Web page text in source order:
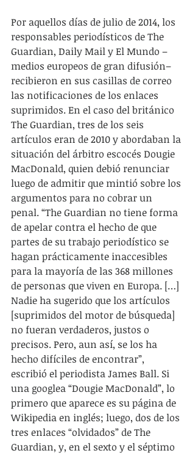
Por aquellos días de julio de 2014, los
responsables periodísticos de The
Guardian, Daily Mail y El Mundo –
medios europeos de gran difusión–
recibieron en sus casillas de correo
las notificaciones de los enlaces
suprimidos. En el caso del británico
The Guardian, tres de los seis
artículos eran de 2010 y abordaban la
situación del árbitro escocés Dougie
MacDonald, quien debió renunciar
luego de admitir que mintió sobre los
argumentos para no cobrar un
penal. “The Guardian no tiene forma
de apelar contra el hecho de que
partes de su trabajo periodístico se
hagan prácticamente inaccesibles
para la mayoría de las 368 millones
de personas que viven en Europa. […]
Nadie ha sugerido que los artículos
[suprimidos del motor de búsqueda]
no fueran verdaderos, justos o
precisos. Pero, aun así, se los ha
hecho difíciles de encontrar”,
escribió el periodista James Ball. Si
una googlea “Dougie MacDonald”, lo
primero que aparece es su página de
Wikipedia en inglés; luego, dos de los
tres enlaces “olvidados” de The
Guardian, y, en el sexto y el séptimo